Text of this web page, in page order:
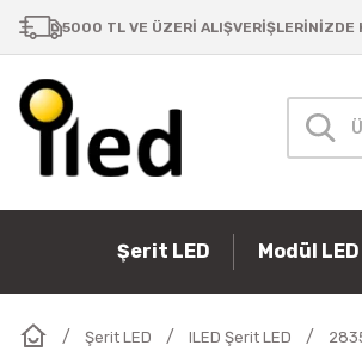
5000 TL VE ÜZERİ ALIŞVERİŞLERİNİZDE
Şerit LED Modül LED
Şerit LED ILED Şerit LED